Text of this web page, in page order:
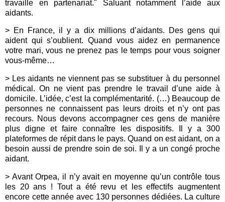
travaille en partenariat." Saluant notamment l’aide aux
aidants.
> En France, il y a dix millions d’aidants. Des gens qui
aident qui s’oublient. Quand vous aidez en permanence
votre mari, vous ne prenez pas le temps pour vous soigner
vous-même…
> Les aidants ne viennent pas se substituer à du personnel
médical. On ne vient pas prendre le travail d’une aide à
domicile. L’idée, c’est la complémentarité. (…) Beaucoup de
personnes ne connaissent pas leurs droits et n’y ont pas
recours. Nous devons accompagner ces gens de manière
plus digne et faire connaître les dispositifs. Il y a 300
plateformes de répit dans le pays. Quand on est aidant, on a
besoin aussi de prendre soin de soi. Il y a un congé proche
aidant.
> Avant Orpea, il n’y avait en moyenne qu’un contrôle tous
les 20 ans ! Tout a été revu et les effectifs augmentent
encore cette année avec 130 personnes dédiées. La culture